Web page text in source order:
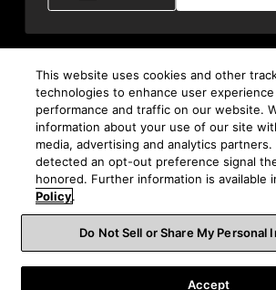
This website uses cookies and other
technologies to enhance user
performance and traffic on our website.
information about your use of our site
media, advertising and analytics partners.
detected an opt-out preference signal
honored. Further information is available
Policy.
Do Not Sell or Share My Personal
Accept